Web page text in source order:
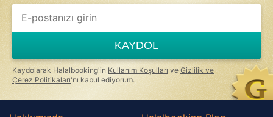
If
you
ignore
this
field
KAYDOL
Kaydolarak Halalbooking'in Kullanım Koşulları ve Gizlilik ve
Çerez Politikaları'nı kabul ediyorum.